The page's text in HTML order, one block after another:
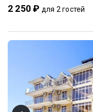
2 250 ₽ для 2 гостей